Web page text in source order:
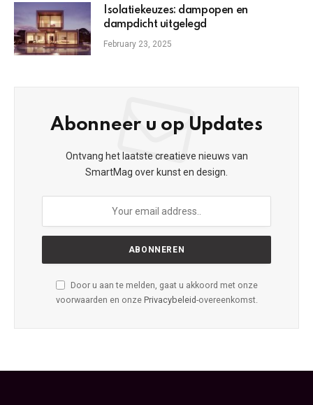
Isolatiekeuzes: dampopen en
dampdicht uitgelegd
February 23, 2025
Abonneer u op Updates
Ontvang het laatste creatieve nieuws van
SmartMag over kunst en design.
Door u aan te melden, gaat u akkoord met onze
voorwaarden en onze Privacybeleid-overeenkomst.